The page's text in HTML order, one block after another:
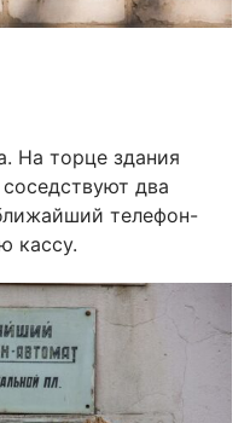
На торце здания
два
телефон-
кассу.